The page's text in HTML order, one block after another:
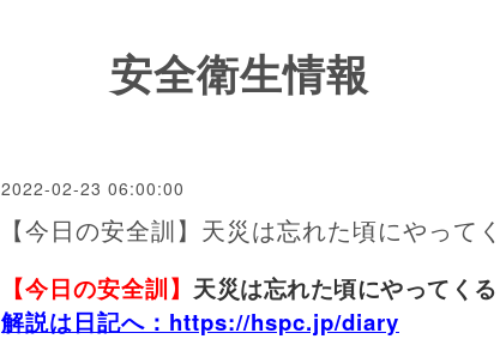
安全衛生情報
2022-02-23 06:00:00
【今日の安全訓】天災は忘れた頃にやって
【今日の安全訓】 天災は忘れた頃にやってくる
解説は日記へ：https://hspc.jp/diary